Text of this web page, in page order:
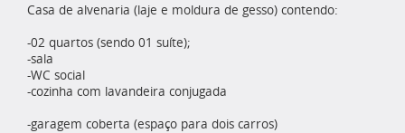
Casa de alvenaria (laje e moldura de gesso) contendo:
-02 quartos (sendo 01 suíte);
-sala
-WC social
-cozinha com lavandeira conjugada
-garagem coberta (espaço para dois carros)